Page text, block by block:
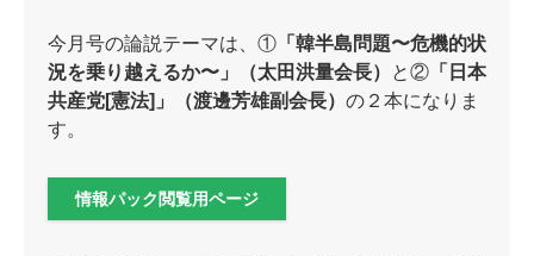
今月号の論説テーマは、① 「韓半島問題〜危機的状
況を乗り越えるか〜」（太田洪量会長）
と② 「日本
共産党[憲法]」（渡邊芳雄副会長） の２本になりま
す。
情報パック閲覧用ページ